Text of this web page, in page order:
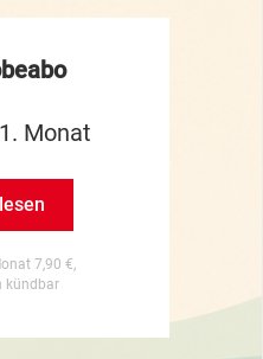
Monat
7,90 €,
kündbar